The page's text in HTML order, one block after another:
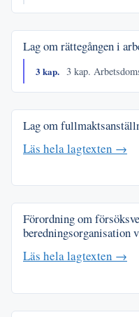
Lag om rättegången i
3 kap. 3 kap.
Lag om
Läs hela lagtexten →
Förordning om
beredningsorganisation
Läs hela lagtexten →